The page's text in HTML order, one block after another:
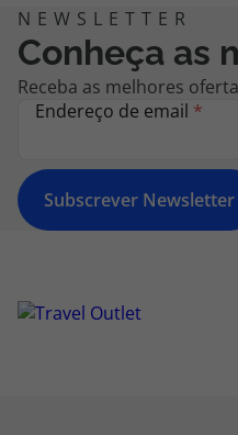
Conheça as
Receba as melhores
Endereço de email *
Subscrever Newsletter